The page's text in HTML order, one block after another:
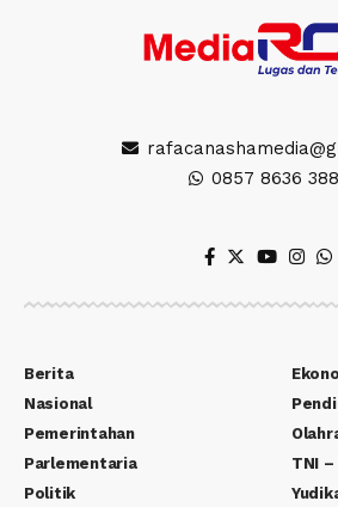
0857 8636
Berita
Nasional
Pemerintahan
Parlementaria
Politik
TNI